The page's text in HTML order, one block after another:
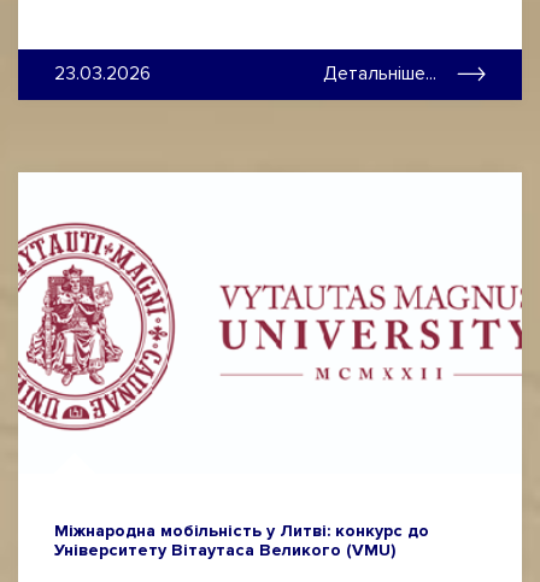
23.03.2026 Детальніше...
Міжнародна мобільність у Литві: конкурс до
Університету Вітаутаса Великого (VMU)